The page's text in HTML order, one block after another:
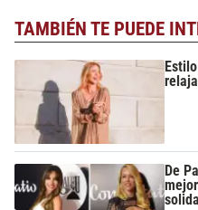
TAMBIÉN TE PUEDE
De